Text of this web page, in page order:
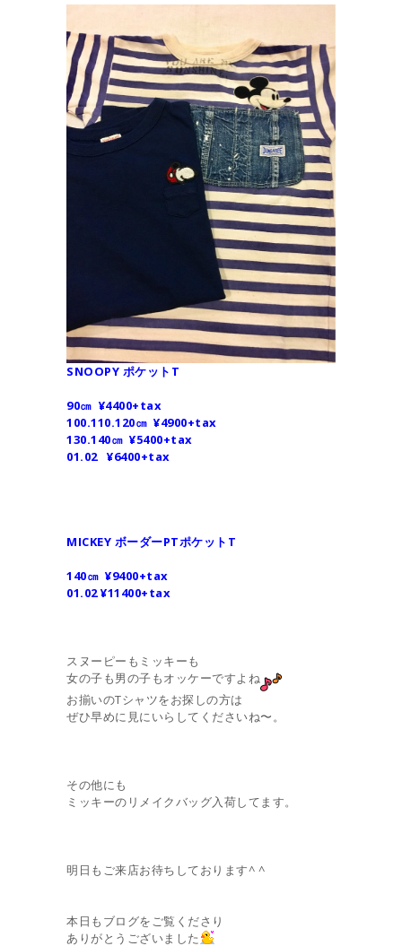
SNOOPY ポケットT
90㎝ ¥4400+tax
100.110.120㎝ ¥4900+tax
130.140㎝ ¥5400+tax
01.02 ¥6400+tax
MICKEY ボーダーPTポケットT
140㎝ ¥9400+tax
01.02 ¥11400+tax
スヌーピーもミッキーも
女の子も男の子もオッケーですよね
お揃いのTシャツをお探しの方は
ぜひ早めに見にいらしてくださいね〜。
その他にも
ミッキーのリメイクバッグ入荷してます。
明日もご来店お待ちしております^ ^
本日もブログをご覧くださり
ありがとうございました